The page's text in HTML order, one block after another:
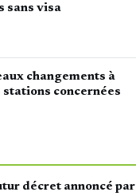
sans visa
changements à
concernées
décret annoncé par